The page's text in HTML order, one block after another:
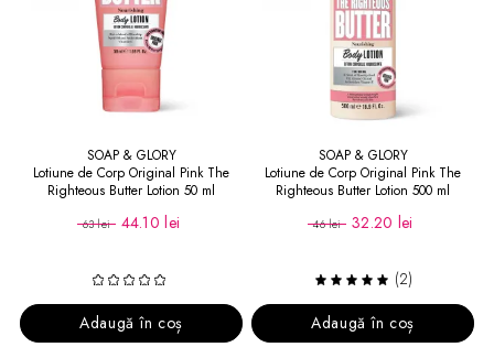
SOAP & GLORY
Lotiune de Corp Original Pink The
Righteous Butter Lotion 50 ml
63 lei 44.10 lei
Adaugă în coș
SOAP & GLORY
Lotiune de Corp Original Pink The
Righteous Butter Lotion 500 ml
46 lei 32.20 lei
(2)
Adaugă în coș